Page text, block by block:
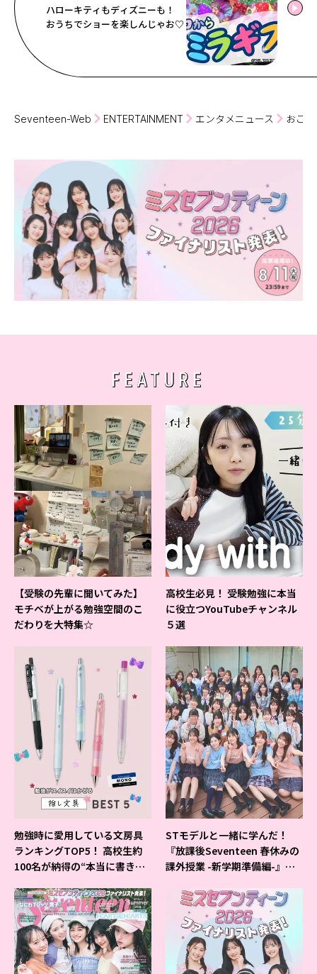
ハローキティもディズニーも！
おうちでショーを楽しんじゃお♡
Seventeen-Web ENTERTAINMENT エンタメニュース おこ
FEATURE
【受験の先輩に聞いてみた】
モチベが上がる勉強空間のこ
だわりを大特集☆
高校生必見！ 受験勉強に本当
に役立つYouTubeチャンネル
５選
勉強時に愛用している文房具
ランキングTOP5！ 高校生約
100名が納得の“本当に書きや
STモデルと一緒に学んだ！
『放課後Seventeen 春休みの
課外授業 -新学期準備編-』イ